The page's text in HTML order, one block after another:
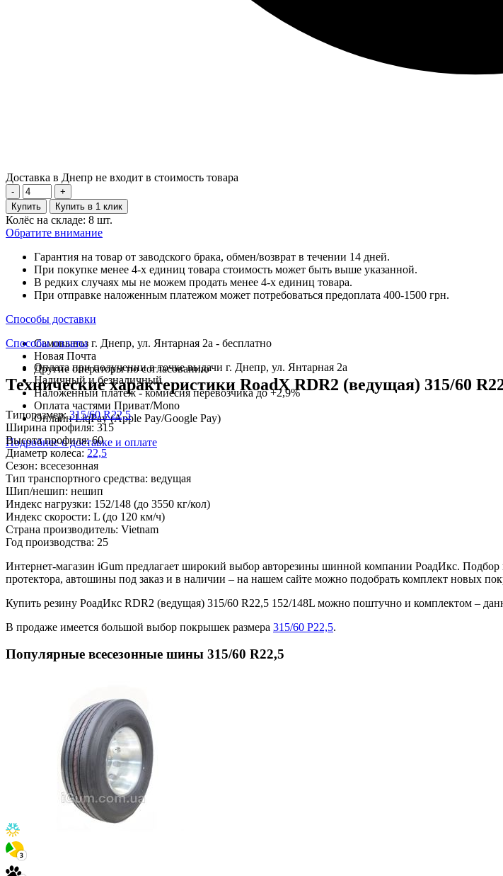
Доставка в Днепр не входит в стоимость товара
-
+
Купить
Купить в 1 клик
Колёс на складе: 8 шт.
Обратите внимание
Гарантия на товар от заводского брака, обмен/возврат в течении 14 дней.
При покупке менее 4-х единиц товара стоимость может быть выше указанной.
В редких случаях мы не можем продать менее 4-х единиц товара.
При отправке наложенным платежом может потребоваться предоплата 400-1500 грн.
Способы доставки
Самовывоз г. Днепр, ул. Янтарная 2а - бесплатно
Новая Почта
Другие операторы по согласованию
Способы оплаты
Оплата при получении в точке выдачи г. Днепр, ул. Янтарная 2а
Наличный и безналичный
Наложенный платеж - комиссия перевозчика до +2,9%
Оплата частями Приват/Mono
Онлайн LiqPay (Apple Pay/Google Pay)
Подробнее о доставке и оплате
Технические характеристики RoadX RDR2 (ведущая) 315/60
Типоразмер:315/60 R22,5
Ширина профиля: 315
Высота профиля:60
Диаметр колеса: 22,5
Сезон: всесезонная
Тип транспортного средства: ведущая
Шип/нешип: нешип
Индекс нагрузки: 152/148 (до 3550 кг/кол)
Индекс скорости: L (до 120 км/ч)
Страна производитель: Vietnam
Год производства: 25
Интернет-магазин iGum предлагает широкий выбор авторезины шинной компании РоадИкс. Подбор
протектора, автошины под заказ и в наличии – на нашем сайте можно подобрать комплект новых
Купить резину РоадИкс RDR2 (ведущая) 315/60 R22,5 152/148L можно поштучно и комплектом –
В продаже имеется большой выбор покрышек размера 315/60 Р22,5.
Популярные всесезонные шины 315/60 R22,5